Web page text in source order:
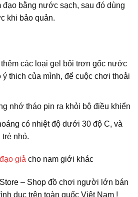
đạo bằng nước sạch, sau đó dùng
khi bảo quản.
các loại gel bôi trơn gốc nước
ý thich của mình, để cuộc chơi thoải
nhớ tháo pin ra khỏi bộ điều khiển
có nhiệt độ dưới 30 độ C, và
trẻ nhỏ.
giả cho nam giới khác
– Shop đồ chơi người lớn bán
dục trên toàn quốc Việt Nam !